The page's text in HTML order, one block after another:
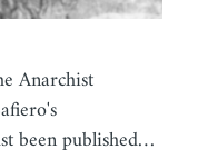
Anarchist
been published…